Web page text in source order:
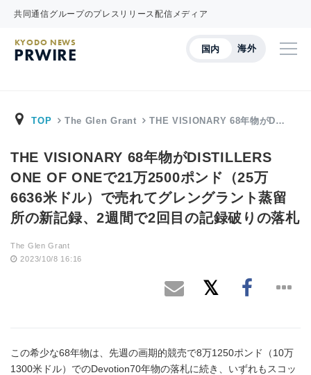
共同通信グループのプレスリリース配信メディア
国内 海外
KYODO NEWS
PRWIRE
TOP The Glen Grant THE VISIONARY 68年物がD…
THE VISIONARY 68年物がDISTILLERS
ONE OF ONEで21万2500ポンド（25万
6636米ドル）で売れてグレングラント蒸留
所の新記録、2週間で2回目の記録破りの落札
The Glen Grant
2023/10/8 16:16
この希少な68年物は、先週の画期的競売で8万1250ポンド（10万
1300米ドル）でのDevotion70年物の落札に続き、いずれもスコッ